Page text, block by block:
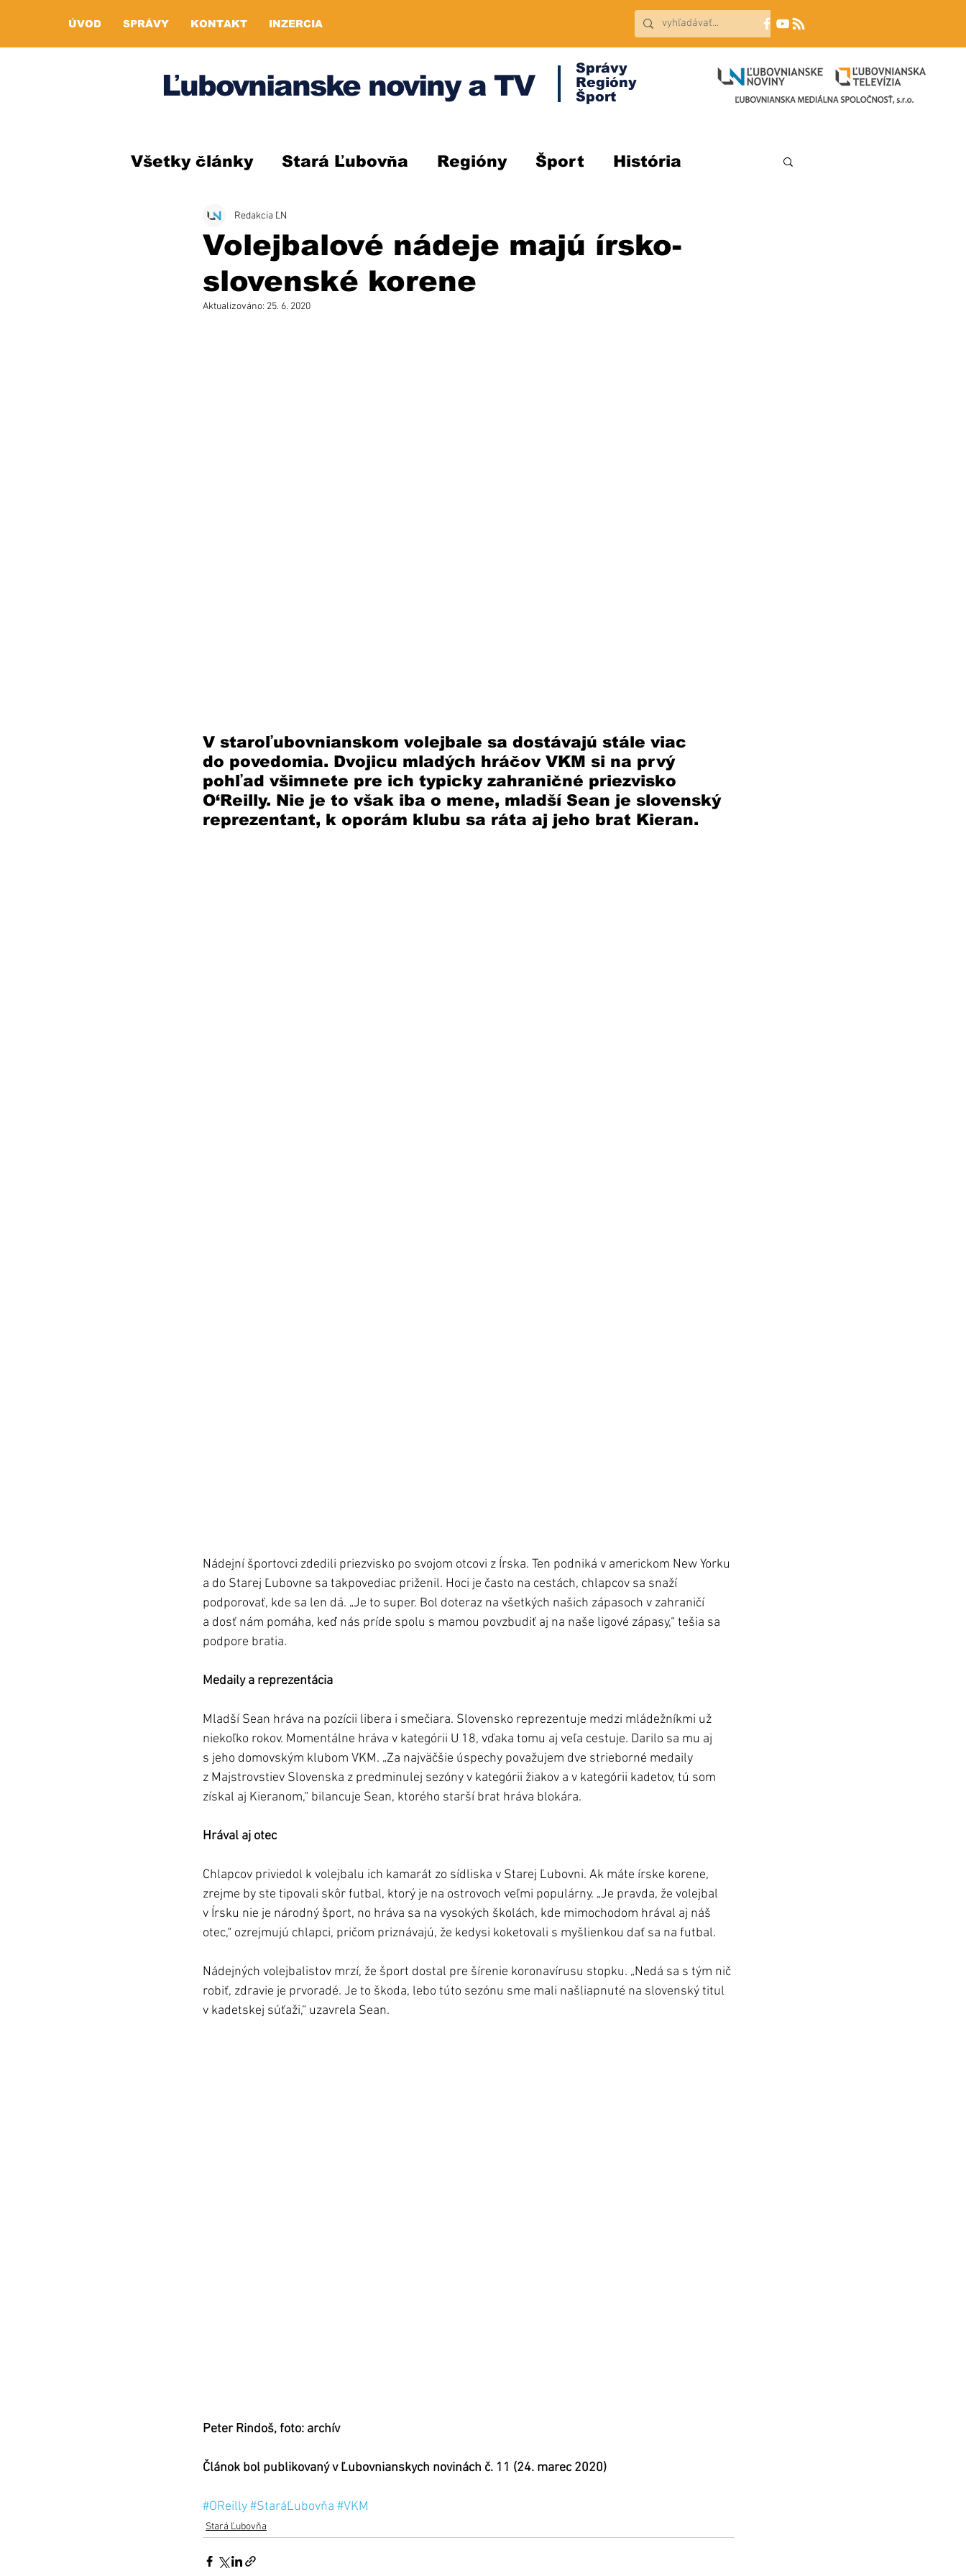
ÚVOD SPRÁVY KONTAKT INZERCIA
Ľubovnianske noviny a TV
Správy
Regióny
Šport
Všetky články Stará Ľubovňa Regióny Šport História
Volejbalové nádeje majú írsko-
slovenské korene
Redakcia ĽN
Aktualizováno: 25. 6. 2020
V staroľubovnianskom volejbale sa dostávajú stále viac
do povedomia. Dvojicu mladých hráčov VKM si na prvý
pohľad všimnete pre ich typicky zahraničné priezvisko
O‘Reilly. Nie je to však iba o mene, mladší Sean je slovenský
reprezentant, k oporám klubu sa ráta aj jeho brat Kieran.
Nádejní športovci zdedili priezvisko po svojom otcovi z Írska. Ten podniká v americkom New Yorku
a do Starej Ľubovne sa takpovediac priženil. Hoci je často na cestách, chlapcov sa snaží
podporovať, kde sa len dá. „Je to super. Bol doteraz na všetkých našich zápasoch v zahraničí
a dosť nám pomáha, keď nás príde spolu s mamou povzbudiť aj na naše ligové zápasy,“ tešia sa
podpore bratia.
Medaily a reprezentácia
Mladší Sean hráva na pozícii libera i smečiara. Slovensko reprezentuje medzi mládežníkmi už
niekoľko rokov. Momentálne hráva v kategórii U 18, vďaka tomu aj veľa cestuje. Darilo sa mu aj
s jeho domovským klubom VKM. „Za najväčšie úspechy považujem dve strieborné medaily
z Majstrovstiev Slovenska z predminulej sezóny v kategórii žiakov a v kategórii kadetov, tú som
získal aj Kieranom,“ bilancuje Sean, ktorého starší brat hráva blokára.
Hrával aj otec
Chlapcov priviedol k volejbalu ich kamarát zo sídliska v Starej Ľubovni. Ak máte írske korene,
zrejme by ste tipovali skôr futbal, ktorý je na ostrovoch veľmi populárny. „Je pravda, že volejbal
v Írsku nie je národný šport, no hráva sa na vysokých školách, kde mimochodom hrával aj náš
otec,“ ozrejmujú chlapci, pričom priznávajú, že kedysi koketovali s myšlienkou dať sa na futbal.
Nádejných volejbalistov mrzí, že šport dostal pre šírenie koronavírusu stopku. „Nedá sa s tým nič
robiť, zdravie je prvoradé. Je to škoda, lebo túto sezónu sme mali našliapnuté na slovenský titul
v kadetskej súťaži,“ uzavrela Sean.
Peter Rindoš, foto: archív
Článok bol publikovaný v Ľubovnianskych novinách č. 11 (24. marec 2020)
#OReilly#StaráĽubovňa #VKM
Stará Ľubovňa